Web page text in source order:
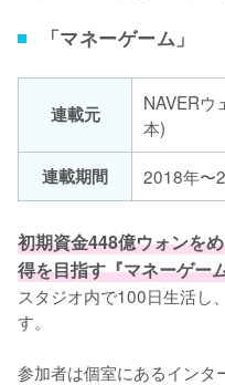
「マネーゲーム」
連載元
NAVERウ
本)
連載期間
2018年〜
初期資金448億ウォンを
得を目指す『マネーゲー
スタジオ内で100日生活し
す。
参加者は個室にあるインタ